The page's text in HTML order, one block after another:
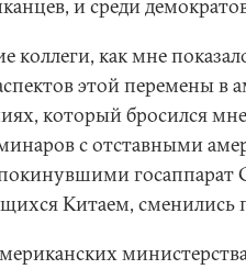
и среди
коллеги, как мне
этой перемены в
который бросился
с отставными
госаппарат
Китаем, сменились